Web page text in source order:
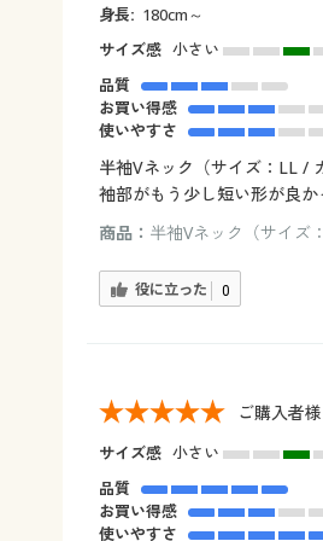
身長: 180cm～
サイズ感 小さい
品質
お買い得感
使いやすさ
半袖Vネック（サイズ：LL /
袖部がもう少し短い形が良か
商品： 半袖Vネック（サイズ
役に立った 0
ご購入者様
サイズ感 小さい
品質
お買い得感
使いやすさ